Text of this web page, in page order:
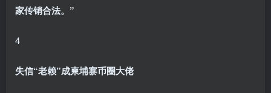
家传销合法。”
4
失信“老赖”成柬埔寨币圈大佬